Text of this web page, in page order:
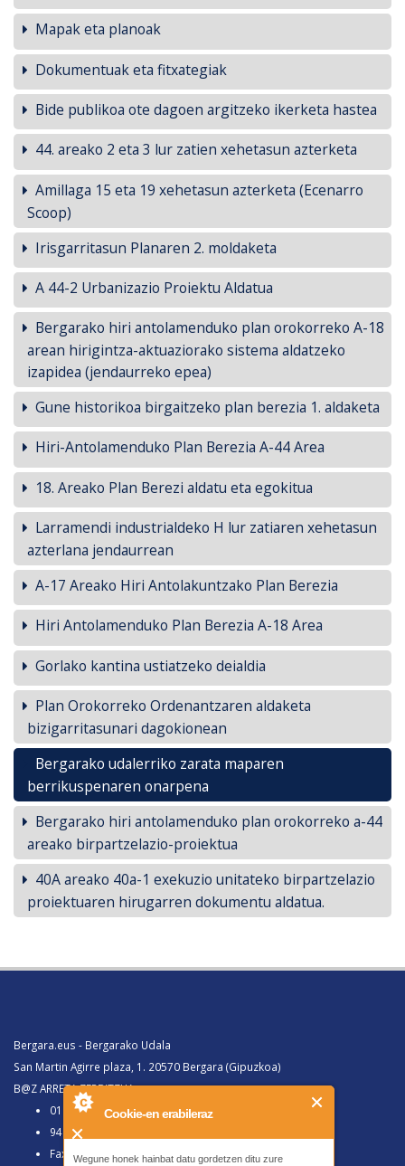
Cookie-en erabileraz
Wegune honek hainbat datu gordetzen ditu zure
Mapak eta planoak
Dokumentuak eta fitxategiak
Bide publikoa ote dagoen argitzeko ikerketa hastea
44. areako 2 eta 3 lur zatien xehetasun azterketa
Amillaga 15 eta 19 xehetasun azterketa (Ecenarro
Scoop)
Irisgarritasun Planaren 2. moldaketa
A 44-2 Urbanizazio Proiektu Aldatua
Bergarako hiri antolamenduko plan orokorreko A-18
arean hirigintza-aktuaziorako sistema aldatzeko
izapidea (jendaurreko epea)
Gune historikoa birgaitzeko plan berezia 1. aldaketa
Hiri-Antolamenduko Plan Berezia A-44 Area
18. Areako Plan Berezi aldatu eta egokitua
Larramendi industrialdeko H lur zatiaren xehetasun
azterlana jendaurrean
A-17 Areako Hiri Antolakuntzako Plan Berezia
Hiri Antolamenduko Plan Berezia A-18 Area
Gorlako kantina ustiatzeko deialdia
Plan Orokorreko Ordenantzaren aldaketa
bizigarritasunari dagokionean
Bergarako udalerriko zarata maparen
berrikuspenaren onarpena
Bergarako hiri antolamenduko plan orokorreko a-44
areako birpartzelazio-proiektua
40A areako 40a-1 exekuzio unitateko birpartzelazio
proiektuaren hirugarren dokumentu aldatua.
Bergara.eus - Bergarako Udala
San Martin Agirre plaza, 1. 20570 Bergara (Gipuzkoa)
B@Z ARRETA ZERBITZUA:
010, Bergaratik deituz gero
943 77 91 00, Bergaraz kanpotik deituz gero
Faxa 943 77 91 63